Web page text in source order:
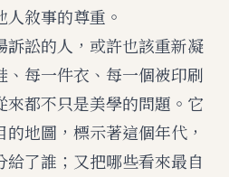
敘事的尊重。
訴訟的人，或許也該重新凝
、每一件衣、每一個被印刷
都不只是美學的問題。它
地圖，標示著這個年代，
了誰；又把哪些看來最自